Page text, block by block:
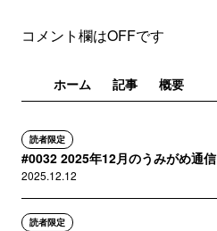
コメント欄はOFFです
ホーム 記事 概要
読者限定
#0032 2025年12月のうみがめ通信
2025.12.12
読者限定